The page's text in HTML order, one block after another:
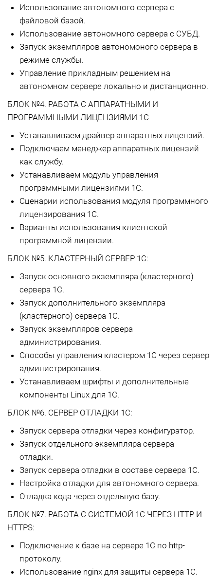
Использование автономного сервера с
файловой базой.
Использование автономного сервера с СУБД.
Запуск экземпляров автономоного сервера в
режиме службы.
Управление прикладным решением на
автономном сервере локально и дистанционно.
БЛОК №4. РАБОТА С АППАРАТНЫМИ И
ПРОГРАММНЫМИ ЛИЦЕНЗИЯМИ 1С
Устанавливаем драйвер аппаратных лицензий.
Подключаем менеджер аппаратных лицензий
как службу.
Устанавливаем модуль управления
программными лицензиями 1С.
Сценарии использования модуля программного
лицензирования 1С.
Варианты использования клиентской
программной лицензии.
БЛОК №5. КЛАСТЕРНЫЙ СЕРВЕР 1С:
Запуск основного экземпляра (кластерного)
сервера 1С.
Запуск дополнительного экземпляра
(кластерного) сервера 1С.
Запуск экземпляров сервера
администрирования.
Способы управления кластером 1С через сервер
администрирования.
Устанавливаем шрифты и дополнительные
компоненты Linux для 1С.
БЛОК №6. СЕРВЕР ОТЛАДКИ 1С:
Запуск сервера отладки через конфигуратор.
Запуск отдельного экземпляра сервера
отладки.
Запуск сервера отладки в составе сервера 1С.
Настройка отладки для автономного сервера.
Отладка кода через отдельную базу.
БЛОК №7. РАБОТА С СИСТЕМОЙ 1С ЧЕРЕЗ HTTP И
HTTPS:
Подключение к базе на сервере 1С по http-
протоколу.
Использование nginx для защиты сервера 1С.